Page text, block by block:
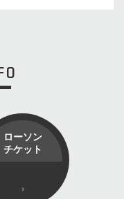
ローソン
チケット